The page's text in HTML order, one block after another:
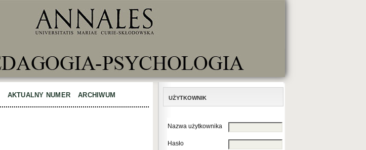
UŻYTKOWNIK
Nazwa użytkownika
Hasło
AKTUALNY NUMER ARCHIWUM